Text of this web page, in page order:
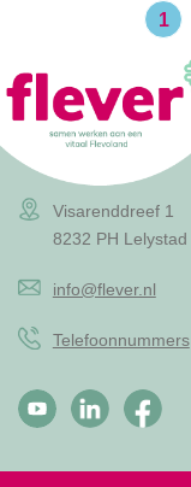
1
Visarenddreef 1
8232 PH Lelystad
info@flever.nl
Telefoonnummers